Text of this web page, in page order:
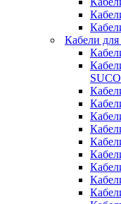
Кабели